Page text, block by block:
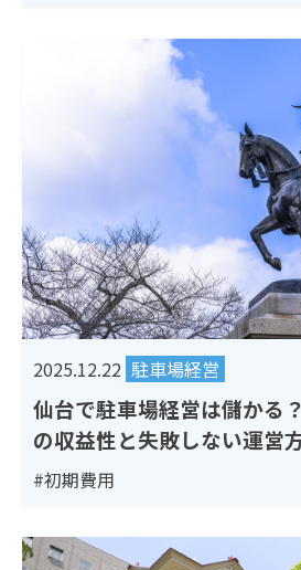
2025.12.22 駐車場経営
仙台で駐車場経営は儲かる
の収益性と失敗しない運営
#初期費用